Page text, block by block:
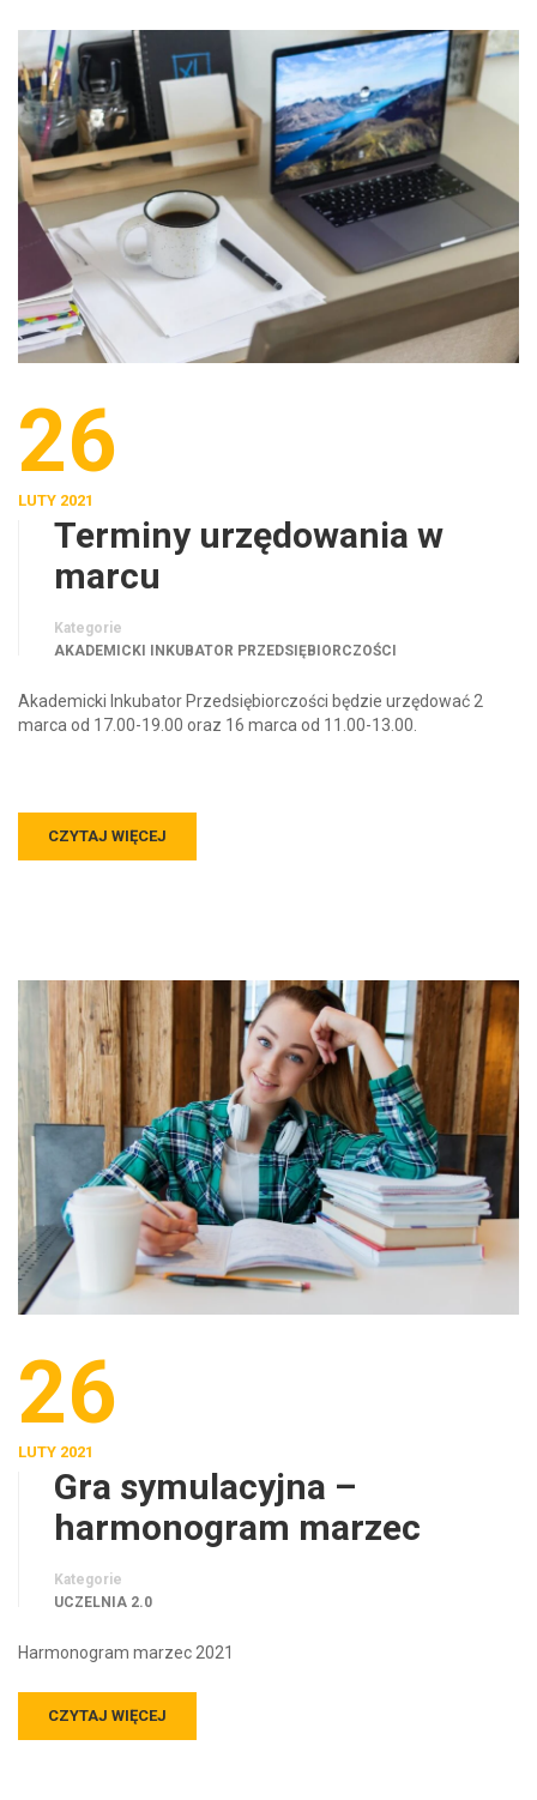
26
LUTY 2021
Terminy urzędowania w
marcu
Kategorie
AKADEMICKI INKUBATOR PRZEDSIĘBIORCZOŚCI
Akademicki Inkubator Przedsiębiorczości będzie urzędować 2
marca od 17.00-19.00 oraz 16 marca od 11.00-13.00.
CZYTAJ WIĘCEJ
26
LUTY 2021
Gra symulacyjna –
harmonogram marzec
Kategorie
UCZELNIA 2.0
Harmonogram marzec 2021
CZYTAJ WIĘCEJ